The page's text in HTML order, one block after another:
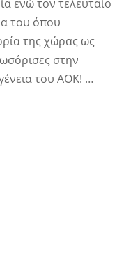
ενώ τον τελευταίο
του όπου
της χώρας ως
στην
του ΑΟΚ! …